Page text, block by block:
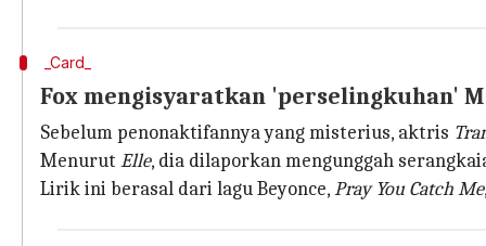
_Card_
Fox mengisyaratkan 'perselingkuhan'
Sebelum penonaktifannya yang misterius, aktris
Menurut Elle, dia dilaporkan mengunggah
Lirik ini berasal dari lagu Beyonce,Pray You Catch Me